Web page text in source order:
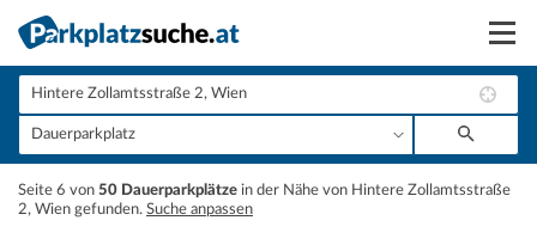
Suchen
Vermieten
Anmelden
Seite 6 von 50 Dauerparkplätze in der Nähe von Hintere Zollamtsstraße
2, Wien gefunden. Suche anpassen
+